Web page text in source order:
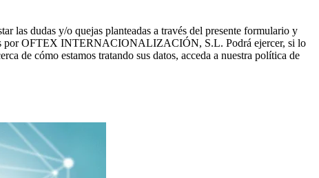
dudas y/o quejas planteadas a través del presente formulario y
por OFTEX INTERNACIONALIZACIÓN, S.L. Podrá ejercer, si lo
de cómo estamos tratando sus datos, acceda a nuestra política de